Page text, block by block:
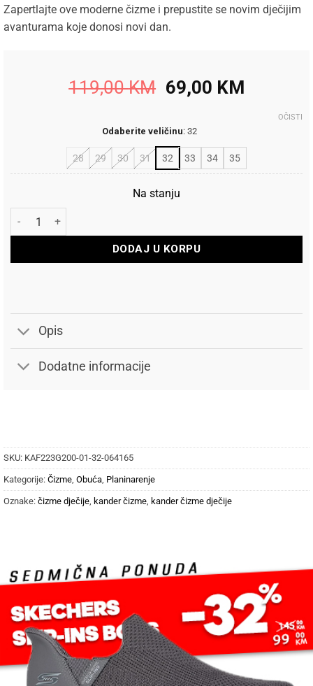
Zapertlajte ove moderne čizme i prepustite se novim dječijim
avanturama koje donosi novi dan.
119,00KM Original
price
119,00 KM.
69,00 KMCurrent
Odaberite veličinu: 32
28 29 30 31 32 33 34 35
OČISTI
Na stanju
Kander Čizme Ultar PS količina
DODAJ U KORPU
Opis
Dodatne informacije
SKU: KAF223G200-01-32-064165
Kategorije: Čizme Obuća Planinarenje
Oznake: čizme dječije kander čizme kander čizme dječije